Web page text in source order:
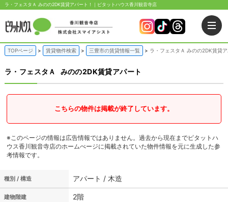
ラ・フェスタＡ みのの2DK賃貸アパート！｜ピタットハウス香川観音寺店
TOPページ 賃貸物件検索 三豊市の賃貸情報一覧 ラ・フェスタＡ みのの2DK賃貸
ラ・フェスタＡ みのの2DK賃貸アパート
こちらの物件は掲載が終了しています。
※このページの情報は広告情報ではありません。過去から現在までピタットハ
ウス香川観音寺店のホームぺージに掲載されていた物件情報を元に生成した参
考情報です。
種別 / 構造 アパート / 木造
建物階建 2階